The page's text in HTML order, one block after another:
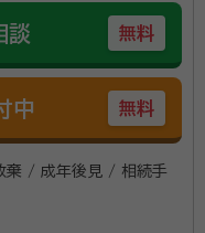
談 無料
中 無料
棄 / 成年後見 / 相続手